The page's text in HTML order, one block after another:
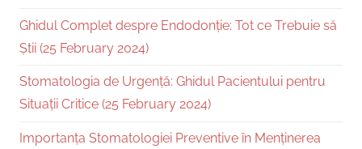
Ghidul Complet despre Endodonție: Tot ce Trebuie să
Știi (25 February 2024)
Stomatologia de Urgență: Ghidul Pacientului pentru
Situații Critice (25 February 2024)
Importanța Stomatologiei Preventive în Menținerea